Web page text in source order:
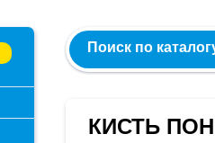
Поиск по
КИСТЬ